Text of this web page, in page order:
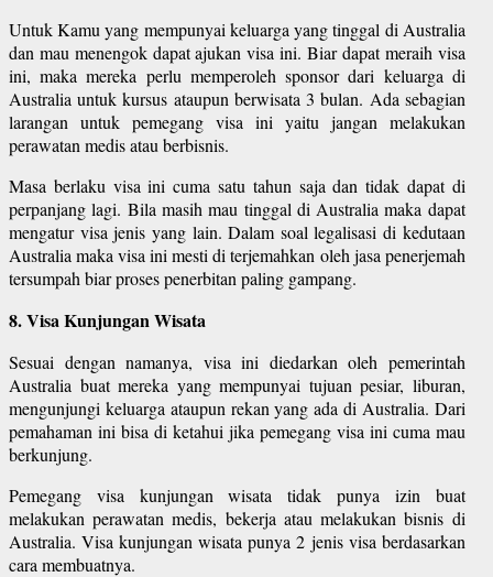
Untuk Kamu yang mempunyai keluarga yang tinggal di Australia
dan mau menengok dapat ajukan visa ini. Biar dapat meraih visa
ini, maka mereka perlu memperoleh sponsor dari keluarga di
Australia untuk kursus ataupun berwisata 3 bulan. Ada sebagian
larangan untuk pemegang visa ini yaitu jangan melakukan
perawatan medis atau berbisnis.
Masa berlaku visa ini cuma satu tahun saja dan tidak dapat di
perpanjang lagi. Bila masih mau tinggal di Australia maka dapat
mengatur visa jenis yang lain. Dalam soal legalisasi di kedutaan
Australia maka visa ini mesti di terjemahkan oleh jasa penerjemah
tersumpah biar proses penerbitan paling gampang.
8. Visa Kunjungan Wisata
Sesuai dengan namanya, visa ini diedarkan oleh pemerintah
Australia buat mereka yang mempunyai tujuan pesiar, liburan,
mengunjungi keluarga ataupun rekan yang ada di Australia. Dari
pemahaman ini bisa di ketahui jika pemegang visa ini cuma mau
berkunjung.
Pemegang visa kunjungan wisata tidak punya izin buat
melakukan perawatan medis, bekerja atau melakukan bisnis di
Australia. Visa kunjungan wisata punya 2 jenis visa berdasarkan
cara membuatnya.